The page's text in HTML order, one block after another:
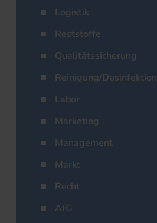
Logistik
Reststoffe
Qualitätssicherung
Reinigung/Desinfektion
Labor
Marketing
Management
Markt
Recht
AfG